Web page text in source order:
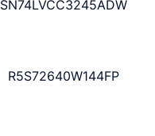
SN74LVCC3245ADW
R5S72640W144FP